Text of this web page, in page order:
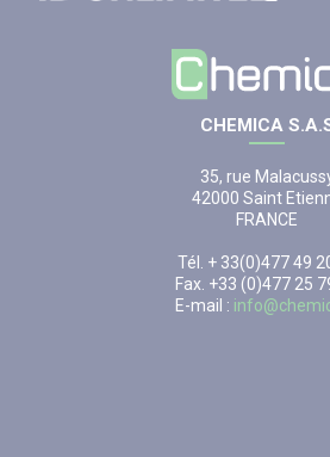
CHEMICA
35, rue
42000 Saint
FRANCE
Tél. + 33(0)477 49
Fax. +33 (0)477 25
E-mail :